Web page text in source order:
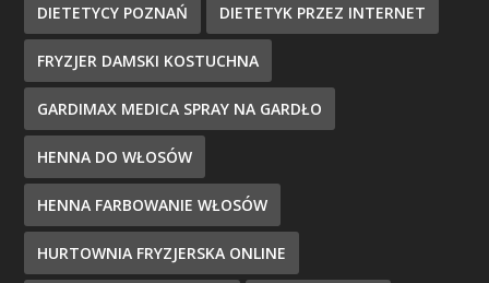
DIETETYCY POZNAŃ DIETETYK PRZEZ INTERNET
FRYZJER DAMSKI KOSTUCHNA
GARDIMAX MEDICA SPRAY NA GARDŁO
HENNA DO WŁOSÓW
HENNA FARBOWANIE WŁOSÓW
HURTOWNIA FRYZJERSKA ONLINE